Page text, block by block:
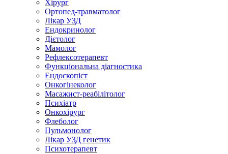
Хірург
Ортопед-травматолог
Лікар УЗД
Ендокринолог
Дієтолог
Мамолог
Рефлексотерапевт
Функціональна діагностика
Ендоскопіст
Онкогінеколог
Масажист-реабілітолог
Психіатр
Онкохірург
Флеболог
Пульмонолог
Лікар УЗД генетик
Психотерапевт